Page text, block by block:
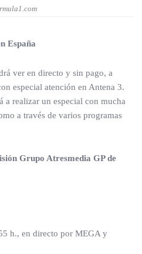
España
ver en directo y sin pago, a
especial atención en Antena 3.
realizar un especial con mucha
a través de varios programas
Grupo Atresmedia GP de
h., en directo por MEGA y